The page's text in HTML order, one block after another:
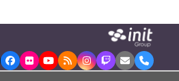
Facebook
FlickrYouTube
RSSInstagram
TwitchCorreo
electrónico